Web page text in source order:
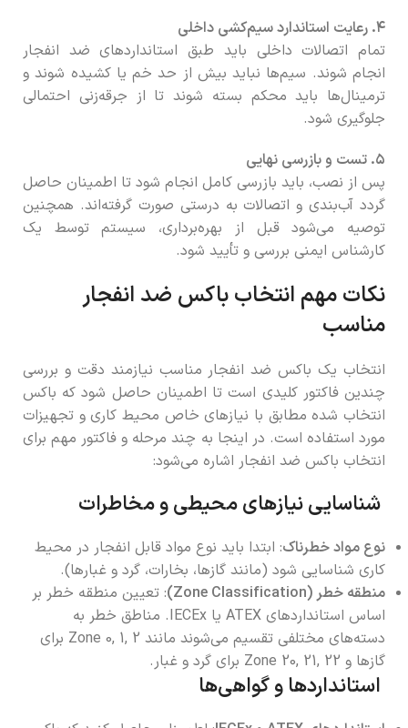
۴. رعایت استاندارد سیم‌کشی داخلی
تمام اتصالات داخلی باید طبق استانداردهای ضد انفجار
انجام شوند. سیم‌ها نباید بیش از حد خم یا کشیده شوند و
ترمینال‌ها باید محکم بسته شوند تا از جرقه‌زنی احتمالی
جلوگیری شود.
۵. تست و بازرسی نهایی
پس از نصب، باید بازرسی کامل انجام شود تا اطمینان حاصل
گردد آب‌بندی و اتصالات به درستی صورت گرفته‌اند. همچنین
توصیه می‌شود قبل از بهره‌برداری، سیستم توسط یک
کارشناس ایمنی بررسی و تأیید شود.
نکات مهم انتخاب باکس ضد انفجار
مناسب
انتخاب یک باکس ضد انفجار مناسب نیازمند دقت و بررسی
چندین فاکتور کلیدی است تا اطمینان حاصل شود که باکس
انتخاب شده مطابق با نیازهای خاص محیط کاری و تجهیزات
مورد استفاده است. در اینجا به چند مرحله و فاکتور مهم برای
انتخاب باکس ضد انفجار اشاره می‌شود:
شناسایی نیازهای محیطی و مخاطرات
نوع مواد خطرناک: ابتدا باید نوع مواد قابل انفجار در محیط
کاری شناسایی شود (مانند گازها، بخارات، گرد و غبارها).
منطقه خطر (Zone Classification)
: تعیین منطقه خطر بر
اساس استانداردهای ATEX یا IECEx. مناطق خطر به
دسته‌های مختلفی تقسیم می‌شوند مانند Zone 0, 1, 2 برای
گازها و Zone 20, 21, 22 برای گرد و غبار.
استانداردها و گواهی‌ها